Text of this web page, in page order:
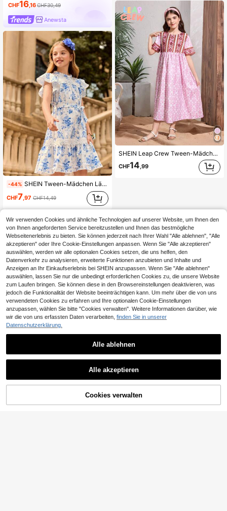
CHF16,16 CHF30,49
Anewsta
-44% SHEIN Tween-Mädchen Lässiges Kleid im süßen Stil
CHF7,97 CHF14,49
SHEIN Leap Crew Tween-Mädchen Eid Al-Fitr – Nationales Kleid im Farbblockdesign mit Rundhalsausschnitt und kurzen Ärmeln
CHF14,99
ZUM WARENKORB HINZUFÜGEN
Wir verwenden Cookies und ähnliche Technologien auf unserer Website, um Ihnen den
von Ihnen angeforderten Service bereitzustellen und Ihnen das bestmögliche
Webseitenerlebnis zu bieten. Sie können jederzeit nach Ihrer Wahl "Alle ablehnen", "Alle
akzeptieren" oder Ihre Cookie-Einstellungen anpassen. Wenn Sie "Alle akzeptieren"
auswählen, werden wir alle optionalen Cookies setzen, die uns helfen, den
Datenverkehr zu analysieren, erweiterte Funktionen anzubieten und Inhalte und
Anzeigen an Ihr Einkaufserlebnis bei SHEIN anzupassen. Wenn Sie "Alle ablehnen"
auswählen, lassen Sie nur die unbedingt erforderlichen Cookies zu, die unsere Website
zum Laufen bringen. Sie können diese in den Browsereinstellungen deaktivieren, was
jedoch die Funktionalität der Website beeinträchtigen kann. Um mehr über die von uns
verwendeten Cookies zu erfahren und Ihre optionalen Cookie-Einstellungen
anzupassen, wählen Sie bitte "Cookies verwalten". Weitere Informationen darüber, wie
wir die von uns erfassten Daten verarbeiten, finden Sie in unserer
Datenschutzerklärung.
Alle ablehnen
Alle akzeptieren
Cookies verwalten